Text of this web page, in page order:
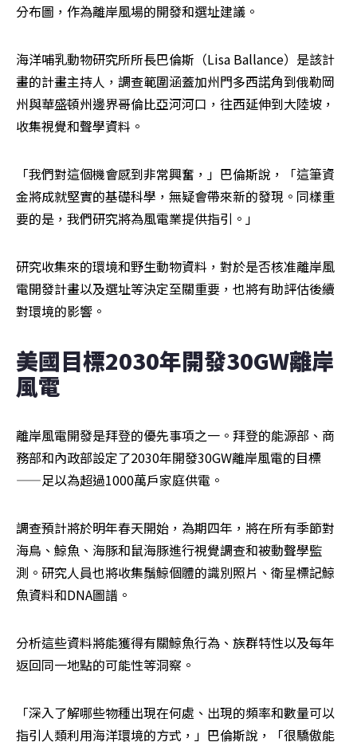
分布圖，作為離岸風場的開發和選址建議。
海洋哺乳動物研究所所長巴倫斯（Lisa Ballance）是該計
畫的計畫主持人，調查範圍涵蓋加州門多西諾角到俄勒岡
州與華盛頓州邊界哥倫比亞河河口，往西延伸到大陸坡，
收集視覺和聲學資料。
「我們對這個機會感到非常興奮，」巴倫斯說，「這筆資
金將成就堅實的基礎科學，無疑會帶來新的發現。同樣重
要的是，我們研究將為風電業提供指引。」
研究收集來的環境和野生動物資料，對於是否核准離岸風
電開發計畫以及選址等決定至關重要，也將有助評估後續
對環境的影響。
美國目標2030年開發30GW離岸
風電
離岸風電開發是拜登的優先事項之一。拜登的能源部、商
務部和內政部設定了2030年開發30GW離岸風電的目標
——足以為超過1000萬戶家庭供電。
調查預計將於明年春天開始，為期四年，將在所有季節對
海鳥、鯨魚、海豚和鼠海豚進行視覺調查和被動聲學監
測。研究人員也將收集鬚鯨個體的識別照片、衛星標記鯨
魚資料和DNA圖譜。
分析這些資料將能獲得有關鯨魚行為、族群特性以及每年
返回同一地點的可能性等洞察。
「深入了解哪些物種出現在何處、出現的頻率和數量可以
指引人類利用海洋環境的方式，」巴倫斯說，「很驕傲能